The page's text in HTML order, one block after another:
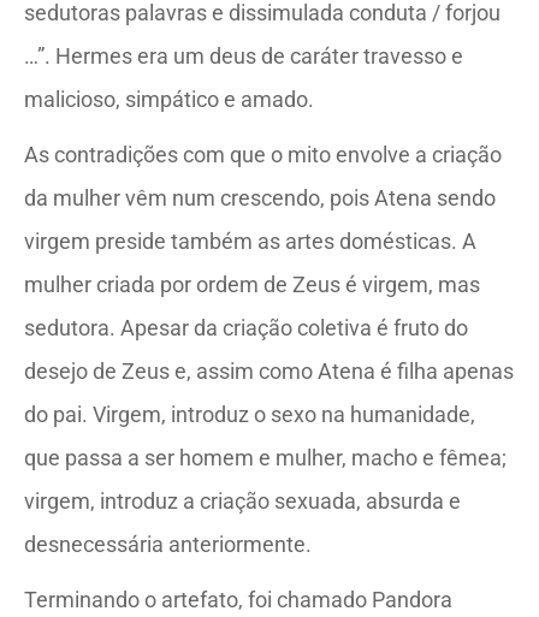
sedutoras palavras e dissimulada conduta / forjou
…”. Hermes era um deus de caráter travesso e
malicioso, simpático e amado.
As contradições com que o mito envolve a criação
da mulher vêm num crescendo, pois Atena sendo
virgem preside também as artes domésticas. A
mulher criada por ordem de Zeus é virgem, mas
sedutora. Apesar da criação coletiva é fruto do
desejo de Zeus e, assim como Atena é filha apenas
do pai. Virgem, introduz o sexo na humanidade,
que passa a ser homem e mulher, macho e fêmea;
virgem, introduz a criação sexuada, absurda e
desnecessária anteriormente.
Terminando o artefato, foi chamado Pandora